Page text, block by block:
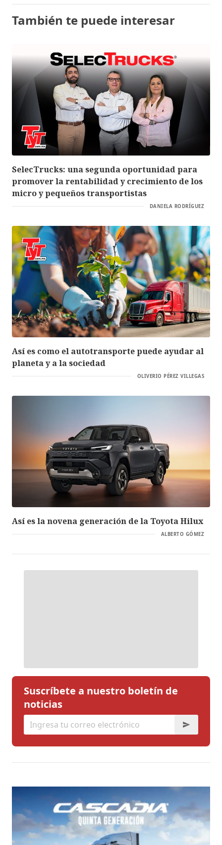
También te puede interesar
SelecTrucks: una segunda oportunidad para
promover la rentabilidad y crecimiento de los
micro y pequeños transportistas
DANIELA RODRÍGUEZ
Así es como el autotransporte puede ayudar al
planeta y a la sociedad
OLIVERIO PÉREZ VILLEGAS
Así es la novena generación de la Toyota Hilux
ALBERTO GÓMEZ
Suscríbete a nuestro boletín de
noticias